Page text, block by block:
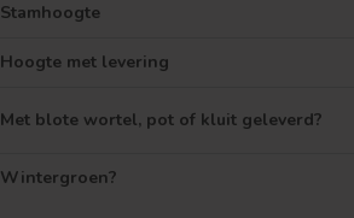
Stamhoogte
Hoogte met levering
Met blote wortel, pot of kluit geleverd?
Wintergroen?